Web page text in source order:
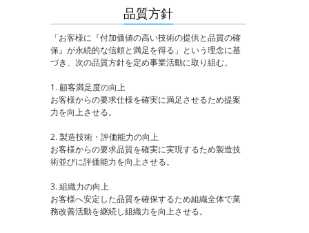
品質方針
「お客様に『付加価値の高い技術の提供と品質の確
保』が永続的な信頼と満足を得る」という理念に基
づき、次の品質方針を定め事業活動に取り組む。
1. 顧客満足度の向上
お客様からの要求仕様を確実に満足させるため提案
力を向上させる。
2. 製造技術・評価能力の向上
お客様からの要求品質を確実に実現するため製造技
術並びに評価能力を向上させる。
3. 組織力の向上
お客様へ安定した品質を確保するため組織全体で業
務改善活動を継続し組織力を向上させる。